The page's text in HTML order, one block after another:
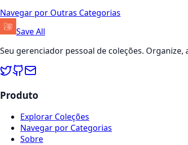
Navegar por Outras Categorias
Save All
Seu gerenciador pessoal de coleções.
Produto
Explorar Coleções
Navegar por Categorias
Sobre